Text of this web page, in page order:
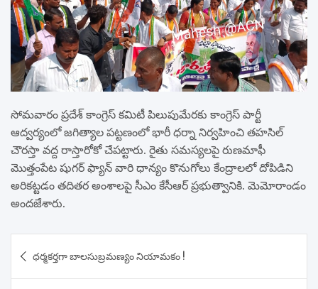
సోమవారం ప్రదేశ్ కాంగ్రెస్ కమిటీ పిలుపుమేరకు కాంగ్రెస్ పార్టీ
ఆద్వర్యంలో జగిత్యాల పట్టణంలో భారీ ధర్నా నిర్వహించి తహసిల్
చౌరస్తా వద్ద రాస్తారోకో చేపట్టారు. రైతు సమస్యలపై రుణమాఫీ
మొత్తంపేట షుగర్ ఫ్యాన్ వారి ధాన్యం కొనుగోలు కేంద్రాలలో దోపిడిని
అరికట్టడం తదితర అంశాలపై సీఎం కేసీఆర్ ప్రభుత్వానికి. మెమోరాండం
అందజేశారు.
navigation
ధర్మకర్తగా బాలసుబ్రమణ్యం నియామకం !